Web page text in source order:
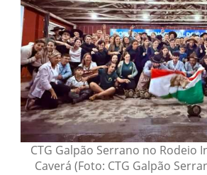
CTG Galpão Serrano no Rodeio
Caverá (Foto: CTG Galpão